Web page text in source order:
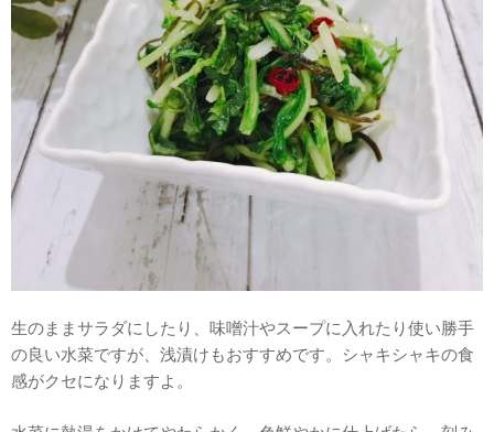
生のままサラダにしたり、味噌汁やスープに入れたり使い勝手
の良い水菜ですが、浅漬けもおすすめです。シャキシャキの食
感がクセになりますよ。